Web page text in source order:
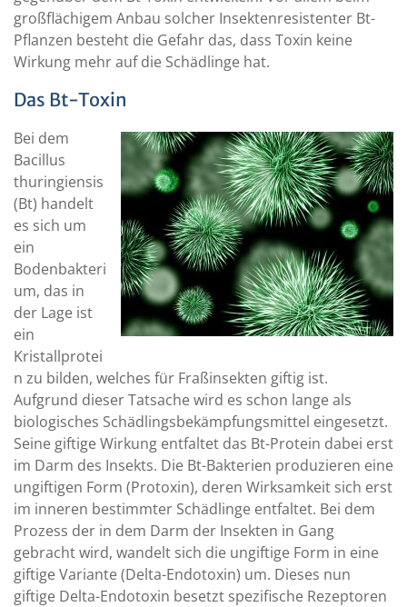
großflächigem Anbau solcher Insektenresistenter Bt-
Pflanzen besteht die Gefahr das, dass Toxin keine
Wirkung mehr auf die Schädlinge hat.
Das Bt-Toxin
Bei dem
Bacillus
thuringiensis
(Bt) handelt
es sich um
ein
Bodenbakteri
um, das in
der Lage ist
ein
Kristallprotei
n zu bilden, welches für Fraßinsekten giftig ist.
Aufgrund dieser Tatsache wird es schon lange als
biologisches Schädlingsbekämpfungsmittel eingesetzt.
Seine giftige Wirkung entfaltet das Bt-Protein dabei erst
im Darm des Insekts. Die Bt-Bakterien produzieren eine
ungiftigen Form (Protoxin), deren Wirksamkeit sich erst
im inneren bestimmter Schädlinge entfaltet. Bei dem
Prozess der in dem Darm der Insekten in Gang
gebracht wird, wandelt sich die ungiftige Form in eine
giftige Variante (Delta-Endotoxin) um. Dieses nun
giftige Delta-Endotoxin besetzt spezifische Rezeptoren